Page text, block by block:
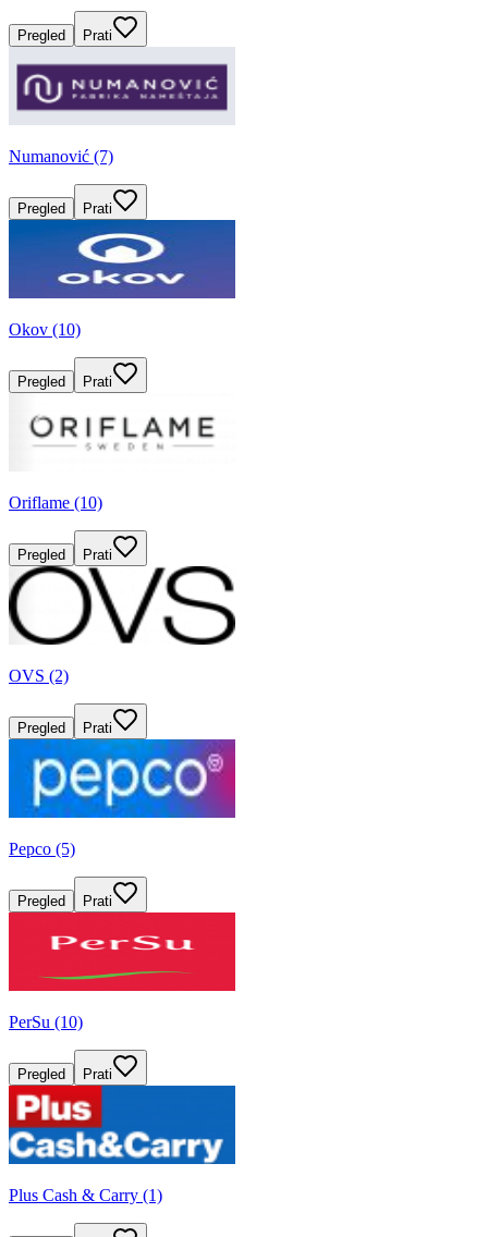
Pregled Prati
Numanović (7)
Pregled Prati
Okov (10)
Pregled Prati
Oriflame (10)
Pregled Prati
OVS (2)
Pregled Prati
Pepco (5)
Pregled Prati
PerSu (10)
Pregled Prati
Plus Cash & Carry (1)